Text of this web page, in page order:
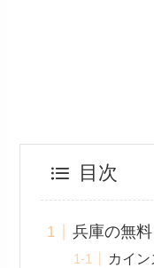
目次
兵庫の無
カイ